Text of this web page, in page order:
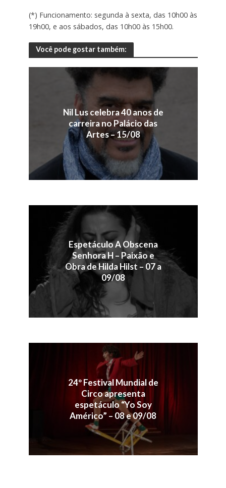
(*) Funcionamento: segunda à sexta, das 10h00 às
19h00, e aos sábados, das 10h00 às 15h00.
Você pode gostar também:
Nil Lus celebra 40 anos de
carreira no Palácio das
Artes – 15/08
Espetáculo A Obscena
Senhora H – Paixão e
Obra de Hilda Hilst – 07 a
09/08
24º Festival Mundial de
Circo apresenta
espetáculo “Yo Soy
Américo” – 08 e 09/08